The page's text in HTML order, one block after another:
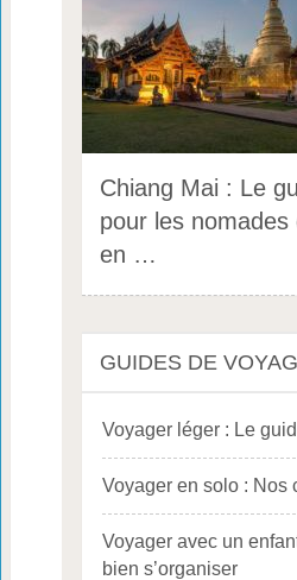
Chiang Mai : Le
pour les nomades
en …
GUIDES DE
Voyager léger : Le
Voyager en solo : Nos
Voyager avec un
bien s’organiser